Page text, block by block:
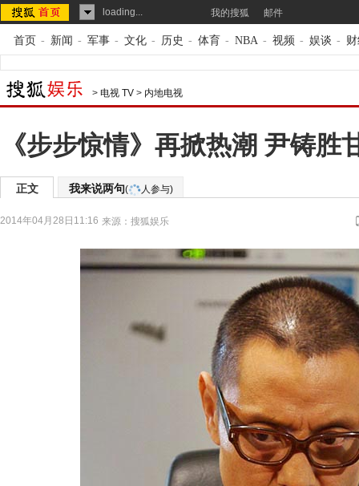
loading... 我的搜狐 邮件
首页 - 新闻 - 军事 - 文化 - 历史 - 体育 - NBA - 视频 - 娱谈 -
> 电视 TV > 内地电视
《步步惊情》再掀热潮 尹铸胜
正文 我来说两句( 人参与)
2014年04月28日11:16 来源： 搜狐娱乐